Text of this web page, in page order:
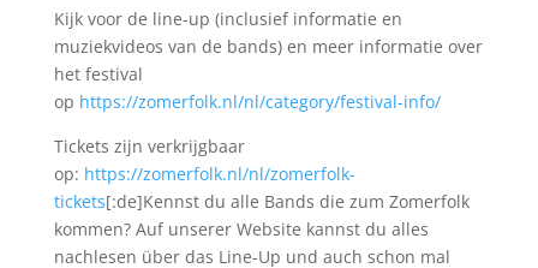
Kijk voor de line-up (inclusief informatie en
muziekvideos van de bands) en meer informatie over
het festival
op https://zomerfolk.nl/nl/category/festival-info/
Tickets zijn verkrijgbaar
op: https://zomerfolk.nl/nl/zomerfolk-
tickets[:de]Kennst du alle Bands die zum Zomerfolk
kommen? Auf unserer Website kannst du alles
nachlesen über das Line-Up und auch schon mal